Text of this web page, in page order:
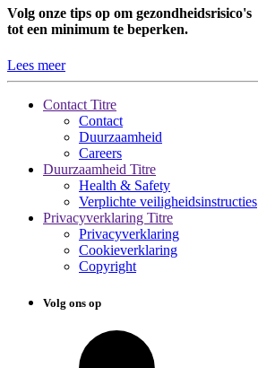
Volg onze tips op om gezondheidsrisico's
tot een minimum te beperken.
Lees meer
Contact Titre
Contact
Duurzaamheid
Careers
Duurzaamheid Titre
Health & Safety
Verplichte veiligheidsinstructies
Privacyverklaring Titre
Privacyverklaring
Cookieverklaring
Copyright
Volg ons op